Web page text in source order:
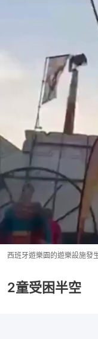
西班牙遊樂園的遊樂設施發
2童受困半空